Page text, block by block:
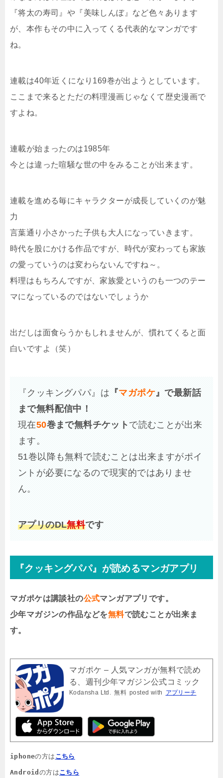
『将太の寿司』や『美味しんぼ』など色々あります
が、本作もその中に入ってくる代表的なマンガです
ね。
連載は40年近くになり169巻が出ようとしています。
ここまで来るとただの料理漫画じゃなくて歴史漫画で
すよね。
連載が始まったのは1985年
今とは違った喧騒な世の中をみることが出来ます。
連載を進める毎にキャラクターが成長していくのが魅
力
言葉通り小さかった子供も大人になっていきます。
時代を股にかける作品ですが、時代が変わっても家族
の愛っていうのは変わらないんですね～。
料理はもちろんですが、家族愛というのも一つのテー
マになっているのではないでしょうか
出だしは面食らうかもしれませんが、慣れてくると面
白いですよ（笑）
『クッキングパパ』は 『マガポケ』で最新話
まで無料配信中！
現在50巻まで無料チケット で読むことが出来
ます。
51巻以降も無料で読むことは出来ますがポイ
ントが必要になるので現実的ではありませ
ん。
アプリのDL無料です
『クッキングパパ』が読めるマンガアプリ
マガポケは講談社の公式マンガアプリです。
少年マガジンの作品などを無料で読むことが出来ま
す。
マガポケ – 人気マンガが無料で読め
る、週刊少年マガジン公式コミック
アプリ「マガジンポケット」
Kodansha Ltd. 無料 posted with アプリーチ
iphoneの方は こちら
Android の方はこちら